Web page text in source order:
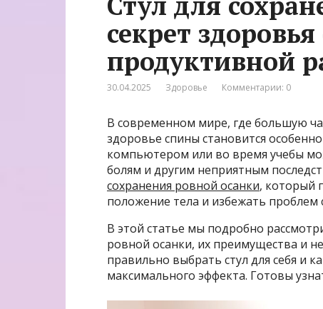
секрет
продуктивной
30.04.2025 Здоровье Комментарии: 0
В современном мире, где большую
здоровье спины становится
компьютером или во время учебы
болям и другим неприятным
сохранения ровной осанки, который
положение тела и избежать проблем
В этой статье мы подробно
ровной осанки, их преимущества и
правильно выбрать стул для себя и
максимального эффекта. Готовы